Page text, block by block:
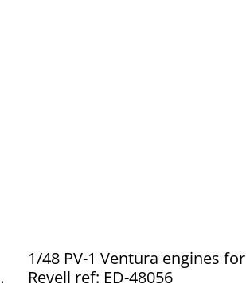
1/48 PV-1 Ventura engines for
Revell ref: ED-48056